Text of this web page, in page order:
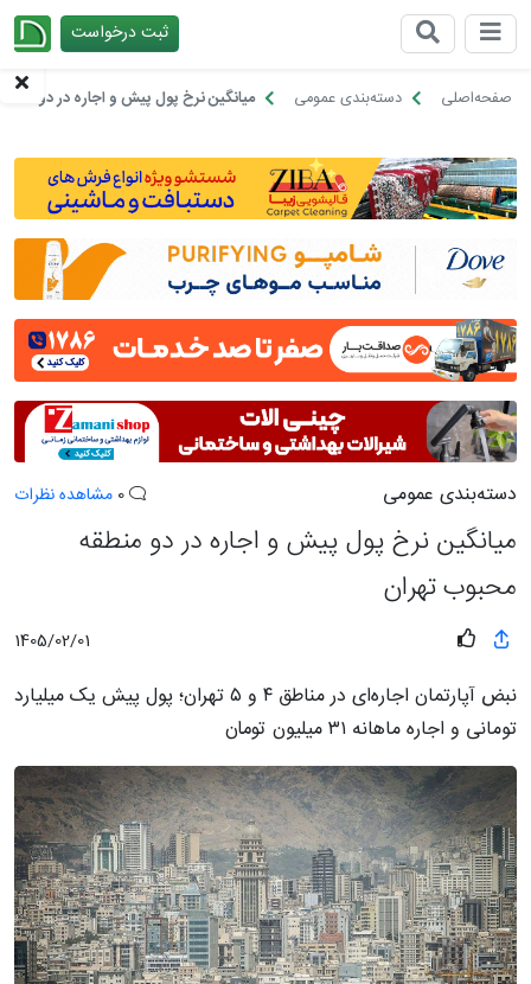
ثبت درخواست
صفحه‌اصلی دسته‌بندی عمومی میانگین نرخ پول پیش و اجاره در دو
دسته‌بندی عمومی مشاهده نظرات
میانگین نرخ پول پیش و اجاره در دو منطقه
محبوب تهران
1405/02/01
نبض آپارتمان اجاره‌ای در مناطق ۴ و ۵ تهران؛ پول پیش یک میلیارد
تومانی و اجاره ماهانه ۳۱ میلیون تومان